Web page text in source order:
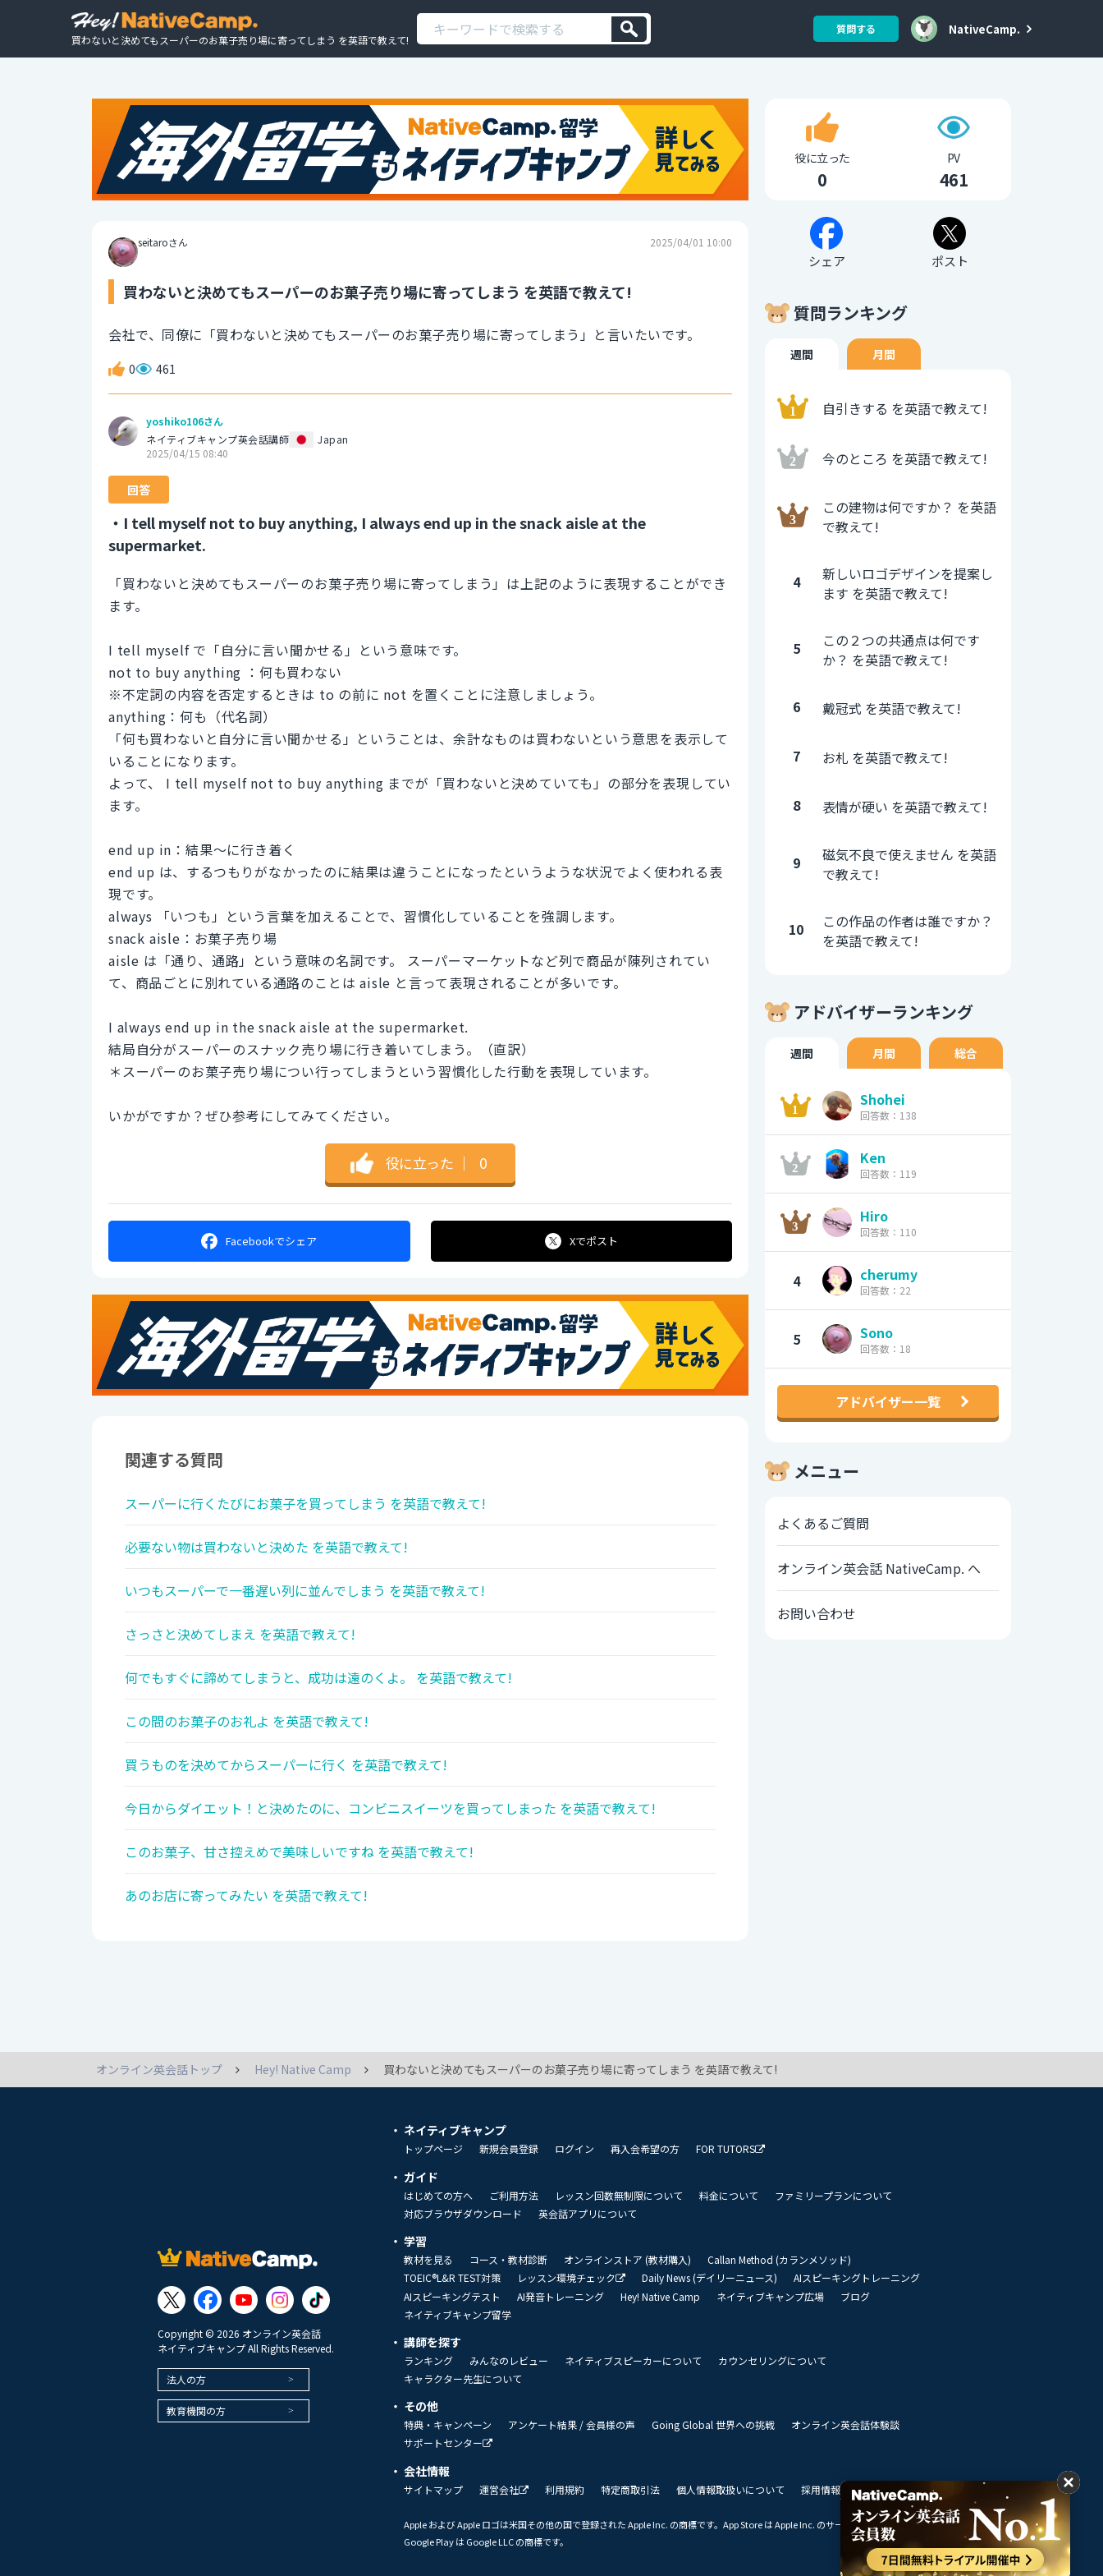
買わないと決めてもスーパーのお菓子売り場に寄ってしまう を英語で教えて!
質問する NativeCamp.
seitaroさん 2025/04/01 10:00
買わないと決めてもスーパーのお菓子売り場に寄ってしまう を英語で教えて!
会社で、同僚に「買わないと決めてもスーパーのお菓子売り場に寄ってしまう」と言いたいです。
0 461
yoshiko106さん
ネイティブキャンプ英会話講師
Japan
2025/04/15 08:40
回答
・I tell myself not to buy anything, I always end up in the snack aisle at the
supermarket.
「買わないと決めてもスーパーのお菓子売り場に寄ってしまう」は上記のように表現することができ
ます。
I tell myself で「自分に言い聞かせる」という意味です。
not to buy anything ：何も買わない
※不定詞の内容を否定するときは to の前に not を置くことに注意しましょう。
anything：何も（代名詞）
「何も買わないと自分に言い聞かせる」ということは、余計なものは買わないという意思を表示して
いることになります。
よって、 I tell myself not to buy anything までが「買わないと決めていても」の部分を表現してい
ます。
end up in：結果〜に行き着く
end up は、するつもりがなかったのに結果は違うことになったというような状況でよく使われる表
現です。
always 「いつも」という言葉を加えることで、習慣化していることを強調します。
snack aisle：お菓子売り場
aisle は「通り、通路」という意味の名詞です。 スーパーマーケットなど列で商品が陳列されてい
て、商品ごとに別れている通路のことは aisle と言って表現されることが多いです。
I always end up in the snack aisle at the supermarket.
結局自分がスーパーのスナック売り場に行き着いてしまう。（直訳）
＊スーパーのお菓子売り場につい行ってしまうという習慣化した行動を表現しています。
いかがですか？ぜひ参考にしてみてください。
役に立った ｜ 0
Facebookでシェア Xでポスト
関連する質問
スーパーに行くたびにお菓子を買ってしまう を英語で教えて!
必要ない物は買わないと決めた を英語で教えて!
いつもスーパーで一番遅い列に並んでしまう を英語で教えて!
さっさと決めてしまえ を英語で教えて!
何でもすぐに諦めてしまうと、成功は遠のくよ。 を英語で教えて!
この間のお菓子のお礼よ を英語で教えて!
買うものを決めてからスーパーに行く を英語で教えて!
今日からダイエット！と決めたのに、コンビニスイーツを買ってしまった を英語で教えて!
このお菓子、甘さ控えめで美味しいですね を英語で教えて!
あのお店に寄ってみたい を英語で教えて!
役に立った
0
PV
461
シェア ポスト
質問ランキング
週間 月間
自引きする を英語で教えて!
今のところ を英語で教えて!
この建物は何ですか？ を英語
で教えて!
4
新しいロゴデザインを提案し
ます を英語で教えて!
5
この２つの共通点は何です
か？ を英語で教えて!
6 戴冠式 を英語で教えて!
7 お札 を英語で教えて!
8 表情が硬い を英語で教えて!
9
磁気不良で使えません を英語
で教えて!
10
この作品の作者は誰ですか？
を英語で教えて!
アドバイザーランキング
週間 月間 総合
Shohei
回答数：138
Ken
回答数：119
Hiro
回答数：110
4 cherumy
回答数：22
5 Sono
回答数：18
アドバイザー一覧
メニュー
よくあるご質問
オンライン英会話 NativeCamp. へ
お問い合わせ
オンライン英会話トップ Hey! Native Camp 買わないと決めてもスーパーのお菓子売り場に寄ってしまう を英語で教えて!
Copyright © 2026 オンライン英会話
ネイティブキャンプ All Rights Reserved.
法人の方
教育機関の方
ネイティブキャンプ
トップページ 新規会員登録 ログイン 再入会希望の方 FOR TUTORS
ガイド
はじめての方へ ご利用方法 レッスン回数無制限について 料金について
ファミリープランについて
対応ブラウザダウンロード
英会話アプリについて
学習
教材を見る コース・教材診断 オンラインストア (教材購入)
Callan Method (カランメソッド)
TOEIC®L&R TEST対策
レッスン環境チェック Daily News (デイリーニュース)
AIスピーキングトレーニング
AIスピーキングテスト
AI発音トレーニング Hey! Native Camp ネイティブキャンプ広場
ブログ
ネイティブキャンプ留学
講師を探す
ランキング みんなのレビュー ネイティブスピーカーについて
カウンセリングについて
キャラクター先生について
その他
特典・キャンペーン アンケート結果 / 会員様の声 Going Global 世界への挑戦
オンライン英会話体験談
サポートセンター
会社情報
サイトマップ 運営会社 利用規約 特定商取引法 個人情報取扱いについて 採用情報 私達のビジョン
Apple および Apple ロゴは米国その他の国で登録された Apple Inc. の商標です。App Store は Apple Inc. のサービスマークです。
Google Play は Google LLC の商標です。